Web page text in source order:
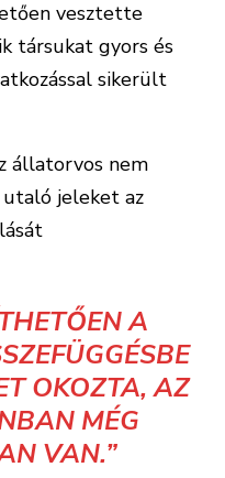
vesztette
társukat gyors és
sikerült
állatorvos nem
jeleket az
A
OKOZTA, AZ
MÉG
VAN.”